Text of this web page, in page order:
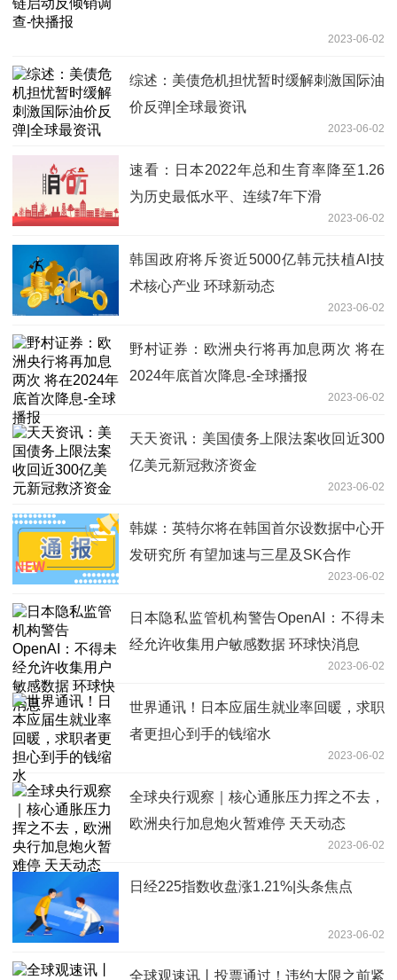
2023-06-02
综述：美债危机担忧暂时缓解刺激国际油
价反弹|全球最资讯
2023-06-02
速看：日本2022年总和生育率降至1.26
为历史最低水平、连续7年下滑
2023-06-02
韩国政府将斥资近5000亿韩元扶植AI技
术核心产业 环球新动态
2023-06-02
野村证券：欧洲央行将再加息两次 将在
2024年底首次降息-全球播报
2023-06-02
天天资讯：美国债务上限法案收回近300
亿美元新冠救济资金
2023-06-02
韩媒：英特尔将在韩国首尔设数据中心开
发研究所 有望加速与三星及SK合作
2023-06-02
日本隐私监管机构警告OpenAI：不得未
经允许收集用户敏感数据 环球快消息
2023-06-02
世界通讯！日本应届生就业率回暖，求职
者更担心到手的钱缩水
2023-06-02
全球央行观察｜核心通胀压力挥之不去，
欧洲央行加息炮火暂难停 天天动态
2023-06-02
日经225指数收盘涨1.21%|头条焦点
2023-06-02
全球观速讯丨投票通过！违约大限之前紧